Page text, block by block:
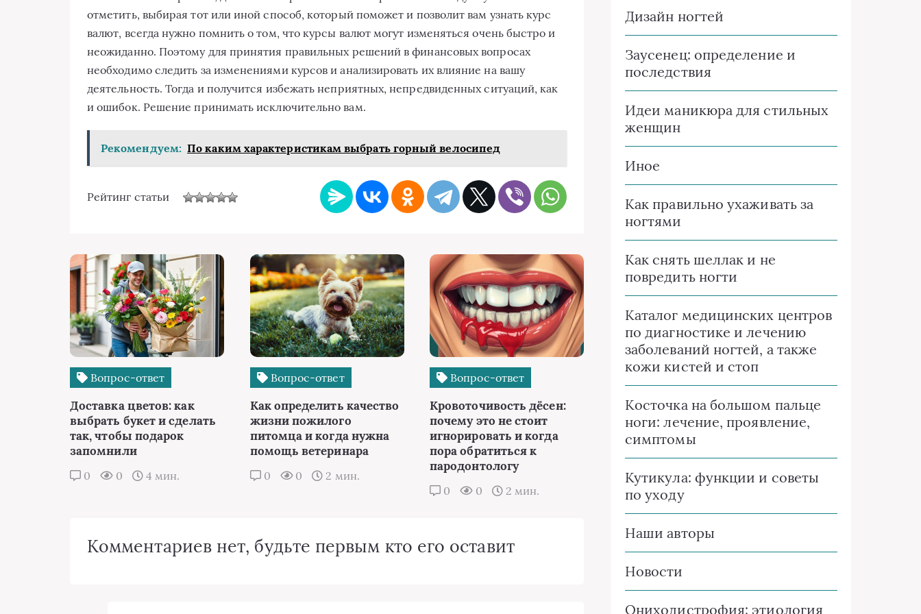
отметить, выбирая тот или иной способ, который поможет и позволит вам узнать курс
валют, всегда нужно помнить о том, что курсы валют могут изменяться очень быстро и
неожиданно. Поэтому для принятия правильных решений в финансовых вопросах
необходимо следить за изменениями курсов и анализировать их влияние на вашу
деятельность. Тогда и получится избежать неприятных, непредвиденных ситуаций, как
и ошибок. Решение принимать исключительно вам.
Рекомендуем: По каким характеристикам выбрать горный велосипед
Рейтинг статьи
Вопрос-ответ
Доставка цветов: как
выбрать букет и сделать
так, чтобы подарок
запомнили
0 0 4 мин.
Вопрос-ответ
Как определить качество
жизни пожилого
питомца и когда нужна
помощь ветеринара
0 0 2 мин.
Вопрос-ответ
Кровоточивость дёсен:
почему это не стоит
игнорировать и когда
пора обратиться к
пародонтологу
0 0 2 мин.
Комментариев нет, будьте первым кто его оставит
Дизайн ногтей
Заусенец: определение и
последствия
Идеи маникюра для стильных
женщин
Иное
Как правильно ухаживать за
ногтями
Как снять шеллак и не
повредить ногти
Каталог медицинских центров
по диагностике и лечению
заболеваний ногтей, а также
кожи кистей и стоп
Косточка на большом пальце
ноги: лечение, проявление,
симптомы
Кутикула: функции и советы
по уходу
Наши авторы
Новости
Ониходистрофия: этиология